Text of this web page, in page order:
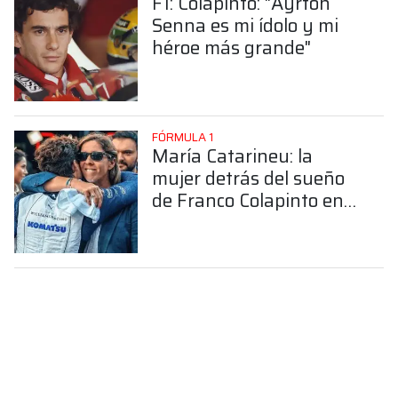
Senna es mi ídolo y mi
héroe más grande"
FÓRMULA 1
María Catarineu: la
mujer detrás del sueño
de Franco Colapinto en